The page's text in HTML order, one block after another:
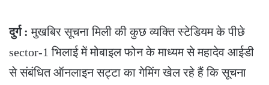
दुर्ग : मुखबिर सूचना मिली की कुछ व्यक्ति स्टेडियम के पीछे
sector-1 भिलाई में मोबाइल फोन के माध्यम से महादेव आईडी
से संबंधित ऑनलाइन सट्टा का गेमिंग खेल रहे हैं कि सूचना